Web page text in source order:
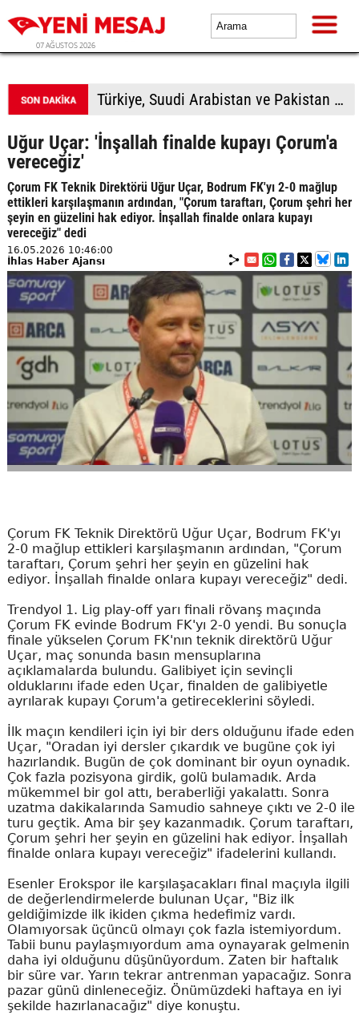
07 AĞUSTOS 2026
Avcılar Belediyesine yönelik soruşturmada 12 kişi adliyede
Uğur Uçar: 'İnşallah finalde kupayı Çorum'a
vereceğiz'
Çorum FK Teknik Direktörü Uğur Uçar, Bodrum FK'yı 2-0 mağlup
ettikleri karşılaşmanın ardından, "Çorum taraftarı, Çorum şehri her
şeyin en güzelini hak ediyor. İnşallah finalde onlara kupayı
vereceğiz" dedi
16.05.2026 10:46:00
İhlas Haber Ajansı
Çorum FK Teknik Direktörü Uğur Uçar, Bodrum FK'yı
2-0 mağlup ettikleri karşılaşmanın ardından, "Çorum
taraftarı, Çorum şehri her şeyin en güzelini hak
ediyor. İnşallah finalde onlara kupayı vereceğiz" dedi.
Trendyol 1. Lig play-off yarı finali rövanş maçında
Çorum FK evinde Bodrum FK'yı 2-0 yendi. Bu sonuçla
finale yükselen Çorum FK'nın teknik direktörü Uğur
Uçar, maç sonunda basın mensuplarına
açıklamalarda bulundu. Galibiyet için sevinçli
olduklarını ifade eden Uçar, finalden de galibiyetle
ayrılarak kupayı Çorum'a getireceklerini söyledi.
İlk maçın kendileri için iyi bir ders olduğunu ifade eden
Uçar, "Oradan iyi dersler çıkardık ve bugüne çok iyi
hazırlandık. Bugün de çok dominant bir oyun oynadık.
Çok fazla pozisyona girdik, golü bulamadık. Arda
mükemmel bir gol attı, beraberliği yakalattı. Sonra
uzatma dakikalarında Samudio sahneye çıktı ve 2-0 ile
turu geçtik. Ama bir şey kazanmadık. Çorum taraftarı,
Çorum şehri her şeyin en güzelini hak ediyor. İnşallah
finalde onlara kupayı vereceğiz" ifadelerini kullandı.
Esenler Erokspor ile karşılaşacakları final maçıyla ilgili
de değerlendirmelerde bulunan Uçar, "Biz ilk
geldiğimizde ilk ikiden çıkma hedefimiz vardı.
Olamıyorsak üçüncü olmayı çok fazla istemiyordum.
Tabii bunu paylaşmıyordum ama oynayarak gelmenin
daha iyi olduğunu düşünüyordum. Zaten bir haftalık
bir süre var. Yarın tekrar antrenman yapacağız. Sonra
pazar günü dinleneceğiz. Önümüzdeki haftaya en iyi
şekilde hazırlanacağız" diye konuştu.